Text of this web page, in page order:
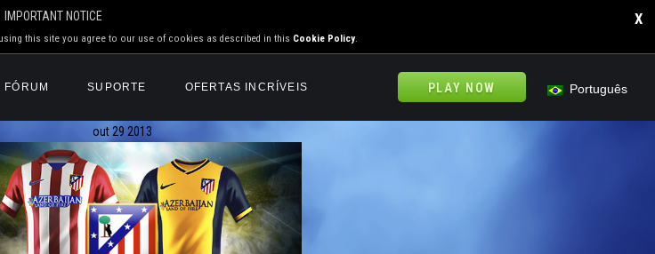
X
IMPORTANT NOTICE
this site you agree to our use of cookies as described in this Cookie Policy.
PLAY NOW Português
FÓRUM SUPORTE OFERTAS INCRÍVEIS
out 29 2013